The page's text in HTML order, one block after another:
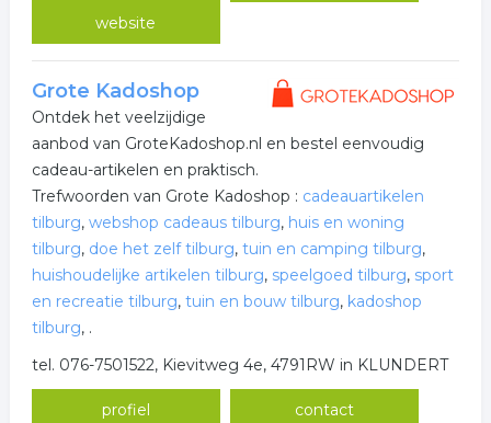
website
Grote Kadoshop
Ontdek het veelzijdige
aanbod van GroteKadoshop.nl en bestel eenvoudig
cadeau-artikelen en praktisch.
Trefwoorden van Grote Kadoshop : cadeauartikelen
tilburg, webshop cadeaus tilburg, huis en woning
tilburg, doe het zelf tilburg, tuin en camping tilburg,
huishoudelijke artikelen tilburg, speelgoed tilburg, sport
en recreatie tilburg, tuin en bouw tilburg, kadoshop
tilburg, .
tel. 076-7501522, Kievitweg 4e, 4791RW in KLUNDERT
profiel contact